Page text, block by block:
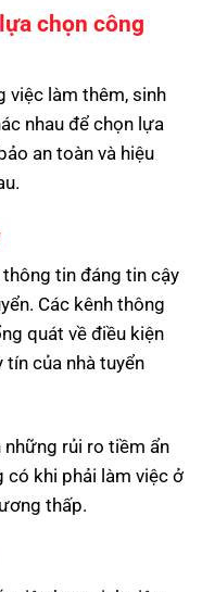
chọn công
việc làm thêm, sinh
nhau để chọn lựa
an toàn và hiệu
tin đáng tin cậy
Các kênh thông
quát về điều kiện
tín của nhà tuyển
những rủi ro tiềm ẩn
có khi phải làm việc ở
thấp.